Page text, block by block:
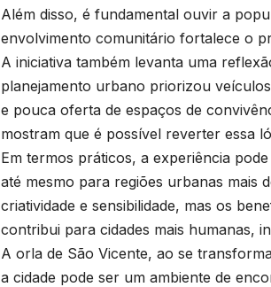
Além disso, é fundamental ouvir a
envolvimento comunitário fortalece o
A iniciativa também levanta uma
planejamento urbano priorizou
e pouca oferta de espaços de
mostram que é possível reverter essa
Em termos práticos, a experiência
até mesmo para regiões urbanas mais
criatividade e sensibilidade, mas os
contribui para cidades mais humanas,
A orla de São Vicente, ao se
a cidade pode ser um ambiente de